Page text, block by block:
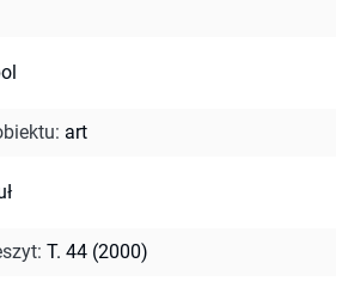
: art
: T. 44 (2000)